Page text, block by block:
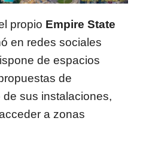
propio Empire State
en redes sociales
de espacios
de
de sus instalaciones,
a zonas